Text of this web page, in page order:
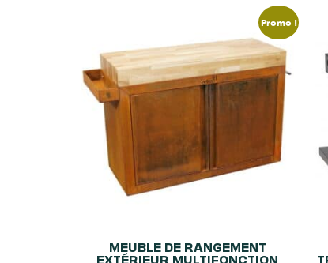
Promo !
MEUBLE DE RANGEMENT
EXTÉRIEUR MULTIFONCTION